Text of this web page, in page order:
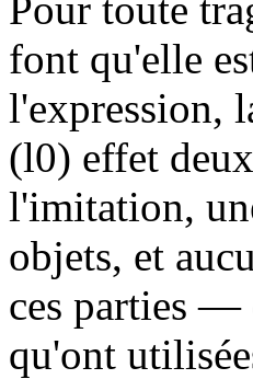
font qu'elle
l'expression,
(l0) effet
l'imitation,
objets, et
ces parties —
qu'ont